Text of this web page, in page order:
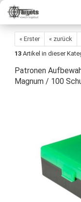
« Erster « zurück
13 Artikel in dieser
Patronen
Magnum / 100